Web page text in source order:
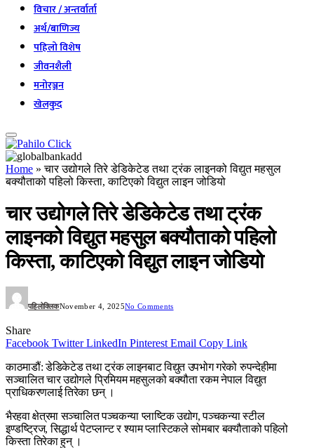
विचार / अन्तर्वार्ता
अर्थ/बाणिज्य
पहिलो विशेष
जीवनशैली
मनोरञ्जन
खेलकुद
Home »चार उद्योगले तिरे डेडिकेटेड तथा ट्रंक लाइनको विद्युत महसुल
बक्यौताको पहिलो किस्ता, काटिएको विद्युत लाइन जोडियो
चार उद्योगले तिरे डेडिकेटेड तथा ट्रंक
लाइनको विद्युत महसुल बक्यौताको पहिलो
किस्ता, काटिएको विद्युत लाइन जोडियो
पहिलोक्लिकNovember 4, 2025No Comments
Share
Facebook Twitter LinkedIn Pinterest Email Copy Link
काठमाडौं: डेडिकेटेड तथा ट्रंक लाइनबाट विद्युत उपभोग गरेको रुपन्देहीमा
सञ्चालित चार उद्योगले प्रिमियम महसुलको बक्यौता रकम नेपाल विद्युत
प्राधिकरणलाई तिरेका छन् ।
भैरहवा क्षेत्रमा सञ्चालित पञ्चकन्या प्लाष्टिक उद्योग, पञ्चकन्या स्टील
इण्डष्ट्रिज, सिद्धार्थ पेटप्लान्ट र श्याम प्लास्टिकले सोमबार बक्यौताको पहिलो
किस्ता तिरेका हुन् ।